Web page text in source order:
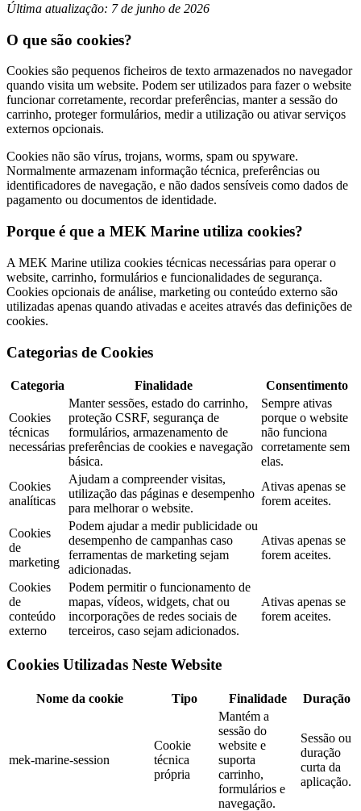
Última atualização: 7 de junho de 2026
O que são cookies?
Cookies são pequenos ficheiros de texto armazenados no navegador
quando visita um website. Podem ser utilizados para fazer o website
funcionar corretamente, recordar preferências, manter a sessão do
carrinho, proteger formulários, medir a utilização ou ativar serviços
externos opcionais.
Cookies não são vírus, trojans, worms, spam ou spyware.
Normalmente armazenam informação técnica, preferências ou
identificadores de navegação, e não dados sensíveis como dados de
pagamento ou documentos de identidade.
Porque é que a MEK Marine utiliza cookies?
A MEK Marine utiliza cookies técnicas necessárias para operar o
website, carrinho, formulários e funcionalidades de segurança.
Cookies opcionais de análise, marketing ou conteúdo externo são
utilizadas apenas quando ativadas e aceites através das definições de
cookies.
Categorias de Cookies
Categoria Finalidade Consentimento
Cookies
técnicas
necessárias
Manter sessões, estado do carrinho,
proteção CSRF, segurança de
formulários, armazenamento de
preferências de cookies e navegação
básica.
Sempre ativas
porque o website
não funciona
corretamente sem
elas.
Cookies
analíticas
Ajudam a compreender visitas,
utilização das páginas e desempenho
para melhorar o website.
Ativas apenas se
forem aceites.
Cookies
de
marketing
Podem ajudar a medir publicidade ou
desempenho de campanhas caso
ferramentas de marketing sejam
adicionadas.
Ativas apenas se
forem aceites.
Cookies
de
conteúdo
externo
Podem permitir o funcionamento de
mapas, vídeos, widgets, chat ou
incorporações de redes sociais de
terceiros, caso sejam adicionados.
Ativas apenas se
forem aceites.
Cookies Utilizadas Neste Website
Nome da cookie Tipo Finalidade Duração
mek-marine-session
Cookie
técnica
própria
Mantém a
sessão do
website e
suporta
carrinho,
formulários e
navegação.
Sessão ou
duração
curta da
aplicação.